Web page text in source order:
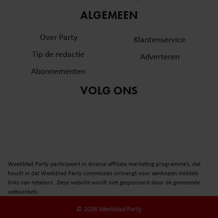
partners voor social media, adverteren en analyse. Deze
informatie die u aan ze heeft verstrekt of die ze hebben
verzameld op basis van uw gebruik van hun services. U
gebruiken.
ALGEMEEN
Over Party
Tip de redactie
Abonnementen
Klantenservice
Adverteren
VOLG ONS
Weekblad Party participeert in diverse affiliate marketing programma’s, dat
houdt in dat Weekblad Party commissies ontvangt voor aankopen middels
links van retailers. Deze website wordt niet gesponsord door de genoemde
webwinkels.
© 2026 Weekblad Party